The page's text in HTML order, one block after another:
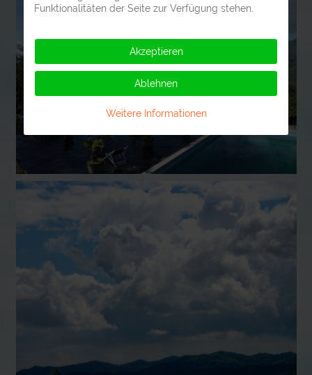
Funktionalitäten der Seite zur Verfügung stehen.
Akzeptieren
Ablehnen
Weitere Informationen